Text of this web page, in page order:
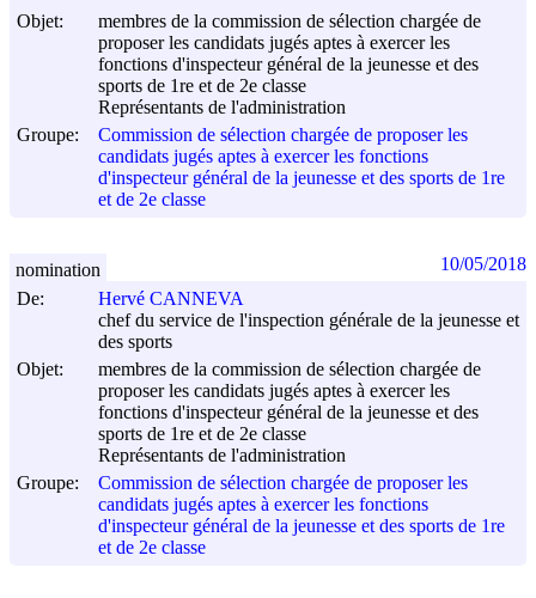
Objet:
membres de la commission de sélection chargée de
proposer les candidats jugés aptes à exercer les
fonctions d'inspecteur général de la jeunesse et des
sports de 1re et de 2e classe
Représentants de l'administration
Groupe:
Commission de sélection chargée de proposer les
candidats jugés aptes à exercer les fonctions
d'inspecteur général de la jeunesse et des sports de 1re
et de 2e classe
De:
Hervé CANNEVA
chef du service de l'inspection générale de la jeunesse et
des sports
Objet:
membres de la commission de sélection chargée de
proposer les candidats jugés aptes à exercer les
fonctions d'inspecteur général de la jeunesse et des
sports de 1re et de 2e classe
Représentants de l'administration
Groupe:
Commission de sélection chargée de proposer les
candidats jugés aptes à exercer les fonctions
d'inspecteur général de la jeunesse et des sports de 1re
et de 2e classe
nomination 10/05/2018